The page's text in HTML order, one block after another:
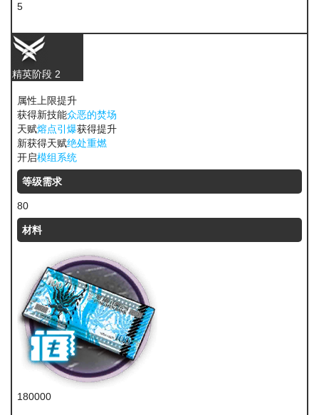
5
精英阶段 2
属性上限提升
获得新技能众恶的焚场
天赋熔点引爆获得提升
新获得天赋绝处重燃
开启模组系统
等级需求
80
材料
180000